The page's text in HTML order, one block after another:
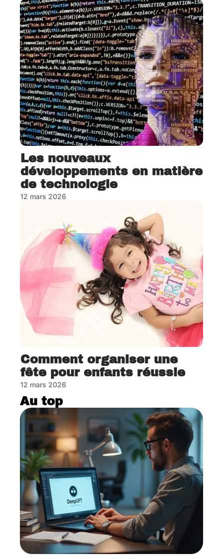
Les nouveaux
développements en matière
de technologie
12 mars 2026
Comment organiser une
fête pour enfants réussie
12 mars 2026
Au top